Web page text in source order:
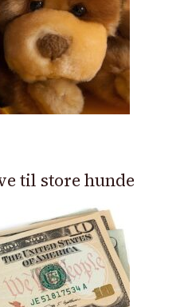
til store hunde